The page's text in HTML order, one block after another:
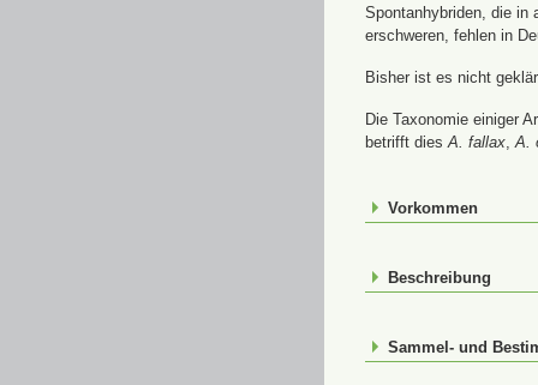
Spontanhybriden, die in
erschweren, fehlen in
Bisher ist es nicht
Die Taxonomie einiger
betrifft diesA. fallax,A.
Vorkommen
Beschreibung
Sammel- und